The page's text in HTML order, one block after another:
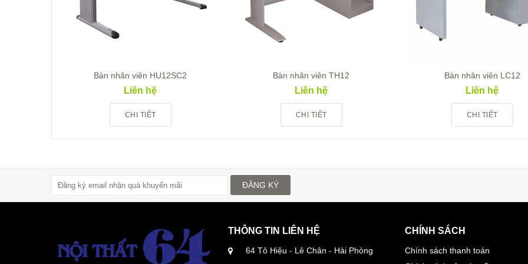
Bàn nhân viên HU12SC2
Liên hệ
CHI TIẾT
Bàn nhân viên TH12
Liên hệ
CHI TIẾT
Bàn nhân viên LC12
Liên hệ
CHI TIẾT
ĐĂNG KÝ
THÔNG TIN LIÊN HỆ
64 Tô Hiệu - Lê Chân - Hải Phòng
CHÍNH SÁCH
Chính sách thanh toán